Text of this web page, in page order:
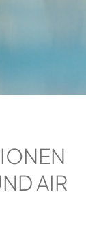
AIR